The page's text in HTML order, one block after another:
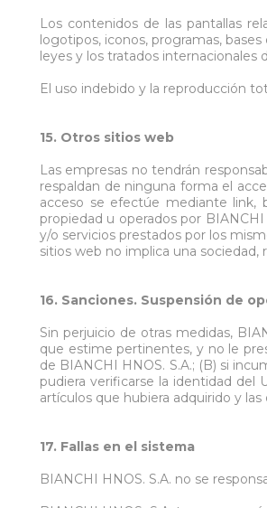
Los contenidos de las pantallas
logotipos, iconos, programas,
leyes y los tratados internacionales
El uso indebido y la reproducción
15. Otros sitios web
Las empresas no tendrán
respaldan de ninguna forma el
acceso se efectúe mediante link,
propiedad u operados por
y/o servicios prestados por los
sitios web no implica una sociedad,
16. Sanciones. Suspensión de
Sin perjuicio de otras medidas,
que estime pertinentes, y no le
de BIANCHI HNOS. S.A.; (B) si
pudiera verificarse la identidad del
artículos que hubiera adquirido y
17. Fallas en el sistema
BIANCHI HNOS. S.A. no se